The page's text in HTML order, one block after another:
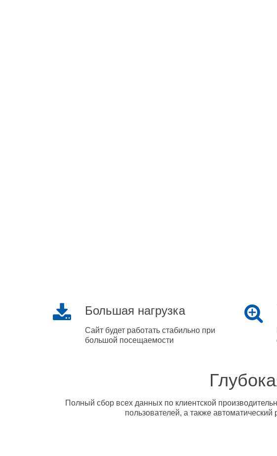
Большая нагрузка
Сайт будет работать стабильно при
большой посещаемости
Полный сбор всех данных по клиентской
пользователей, а также